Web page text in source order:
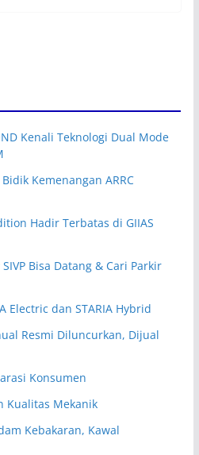
Kenali Teknologi Dual Mode
Kemenangan ARRC
Hadir Terbatas di GIIAS
SIVP Bisa Datang & Cari Parkir
Electric dan STARIA Hybrid
Resmi Diluncurkan, Dijual
Konsumen
Kualitas Mekanik
Kebakaran, Kawal